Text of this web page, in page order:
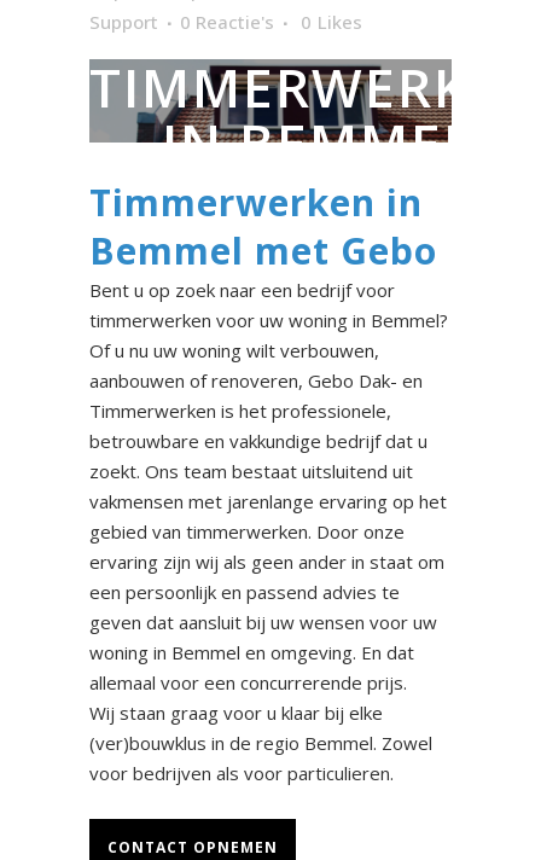
Support
0 Reactie's 0 Likes
IN BEMMEL
Timmerwerken in
Bemmel met Gebo
Bent u op zoek naar een bedrijf voor
timmerwerken voor uw woning in Bemmel?
Of u nu uw woning wilt verbouwen,
aanbouwen of renoveren, Gebo Dak- en
Timmerwerken is het professionele,
betrouwbare en vakkundige bedrijf dat u
zoekt. Ons team bestaat uitsluitend uit
vakmensen met jarenlange ervaring op het
gebied van timmerwerken. Door onze
ervaring zijn wij als geen ander in staat om
een persoonlijk en passend advies te
geven dat aansluit bij uw wensen voor uw
woning in Bemmel en omgeving. En dat
allemaal voor een concurrerende prijs.
Wij staan graag voor u klaar bij elke
(ver)bouwklus in de regio Bemmel. Zowel
voor bedrijven als voor particulieren.
CONTACT OPNEMEN